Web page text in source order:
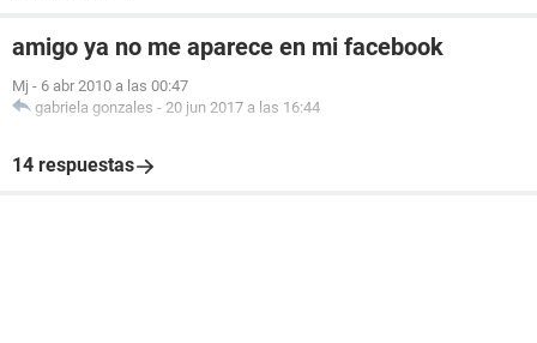
amigo ya no me aparece en mi facebook
Mj - 6 abr 2010 a las 00:47
gabriela gonzales - 20 jun 2017 a las 16:44
14 respuestas